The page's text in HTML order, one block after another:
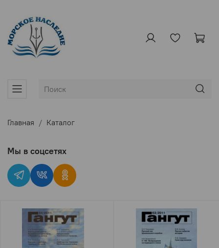
Главная Каталог
Мы в соцсетях